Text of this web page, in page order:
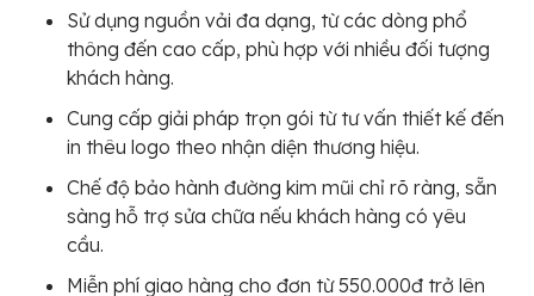
Sử dụng nguồn vải đa dạng, từ các dòng phổ
thông đến cao cấp, phù hợp với nhiều đối tượng
khách hàng.
Cung cấp giải pháp trọn gói từ tư vấn thiết kế đến
in thêu logo theo nhận diện thương hiệu.
Chế độ bảo hành đường kim mũi chỉ rõ ràng, sẵn
sàng hỗ trợ sửa chữa nếu khách hàng có yêu
cầu.
Miễn phí giao hàng cho đơn từ 550.000đ trở lên